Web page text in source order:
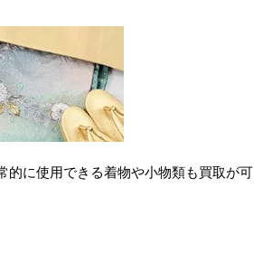
的に使用できる着物や小物類も買取が可